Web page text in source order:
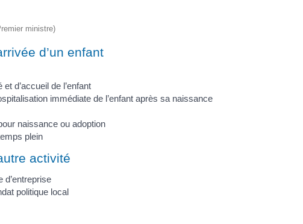
ministre)
d’un enfant
d’accueil de l’enfant
immédiate de l’enfant après sa naissance
naissance ou adoption
plein
activité
d’entreprise
politique local